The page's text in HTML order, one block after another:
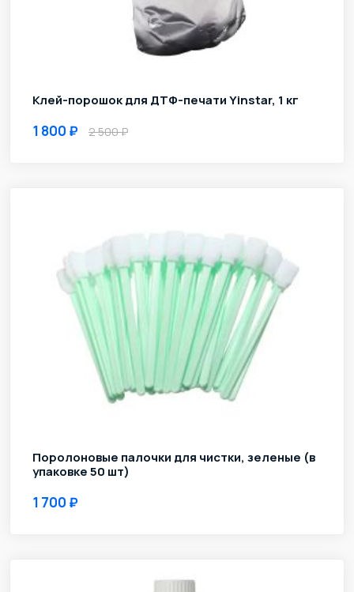
Клей-порошок для ДТФ-печати Yinstar, 1 кг
1 800 2 500
Поролоновые палочки для чистки, зеленые (в
упаковке 50 шт)
1 700